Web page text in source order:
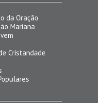
da Oração
Mariana
Cristandade